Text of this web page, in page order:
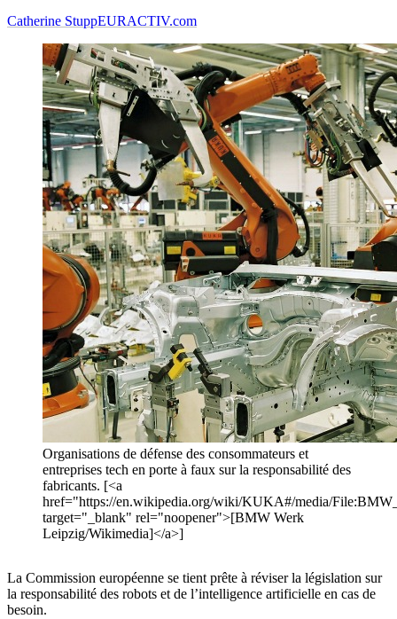
Catherine StuppEURACTIV.com
Organisations de défense des consommateurs et
entreprises tech en porte à faux sur la responsabilité des
fabricants. [<a
href="https://en.wikipedia.org/wiki/KUKA#/media/
target="_blank" rel="noopener">[BMW Werk
Leipzig/Wikimedia]</a>]
La Commission européenne se tient prête à réviser la législation sur
la responsabilité des robots et de l’intelligence artificielle en cas de
besoin.